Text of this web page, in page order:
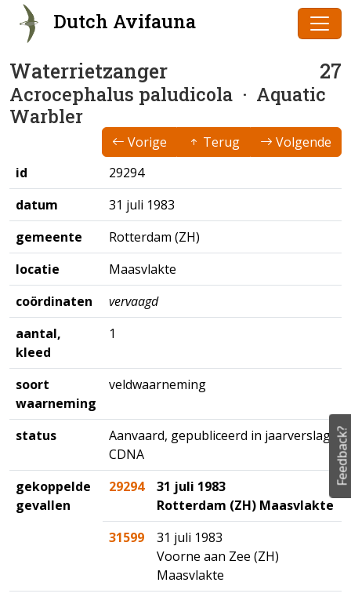
Dutch Avifauna
Waterrietzanger 27
Acrocephalus paludicola · Aquatic
Warbler
Vorige Terug
Volgende
id
29294
datum
31 juli 1983
gemeente
Rotterdam (ZH)
locatie
Maasvlakte
coördinaten
vervaagd
aantal,
kleed
1
soort
waarneming
veldwaarneming
status
Aanvaard, gepubliceerd in jaarverslag
CDNA
gekoppelde
gevallen
29294
31 juli 1983
Rotterdam (ZH) Maasvlakte
31599
31 juli 1983
Voorne aan Zee (ZH)
Maasvlakte
Feedback?